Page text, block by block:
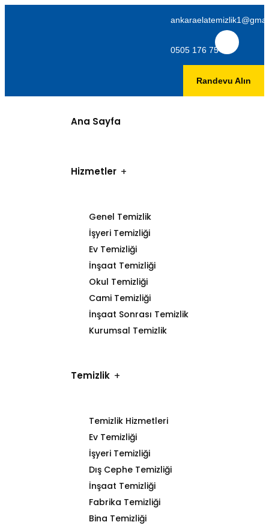
0505 176 75 06
Randevu Alın
Ana Sayfa
Hizmetler
Genel Temizlik
İşyeri Temizliği
Ev Temizliği
İnşaat Temizliği
Okul Temizliği
Cami Temizliği
İnşaat Sonrası Temizlik
Kurumsal Temizlik
Temizlik
Temizlik Hizmetleri
Ev Temizliği
İşyeri Temizliği
Dış Cephe Temizliği
İnşaat Temizliği
Fabrika Temizliği
Bina Temizliği